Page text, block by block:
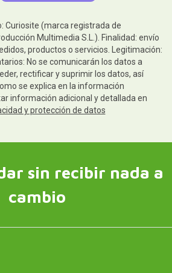
Curiosite (marca registrada de
Multimedia S.L.). Finalidad: envío
productos o servicios. Legitimación:
No se comunicarán los datos a
rectificar y suprimir los datos, así
se explica en la información
información adicional y detallada en
y protección de datos
sin recibir nada a
cambio